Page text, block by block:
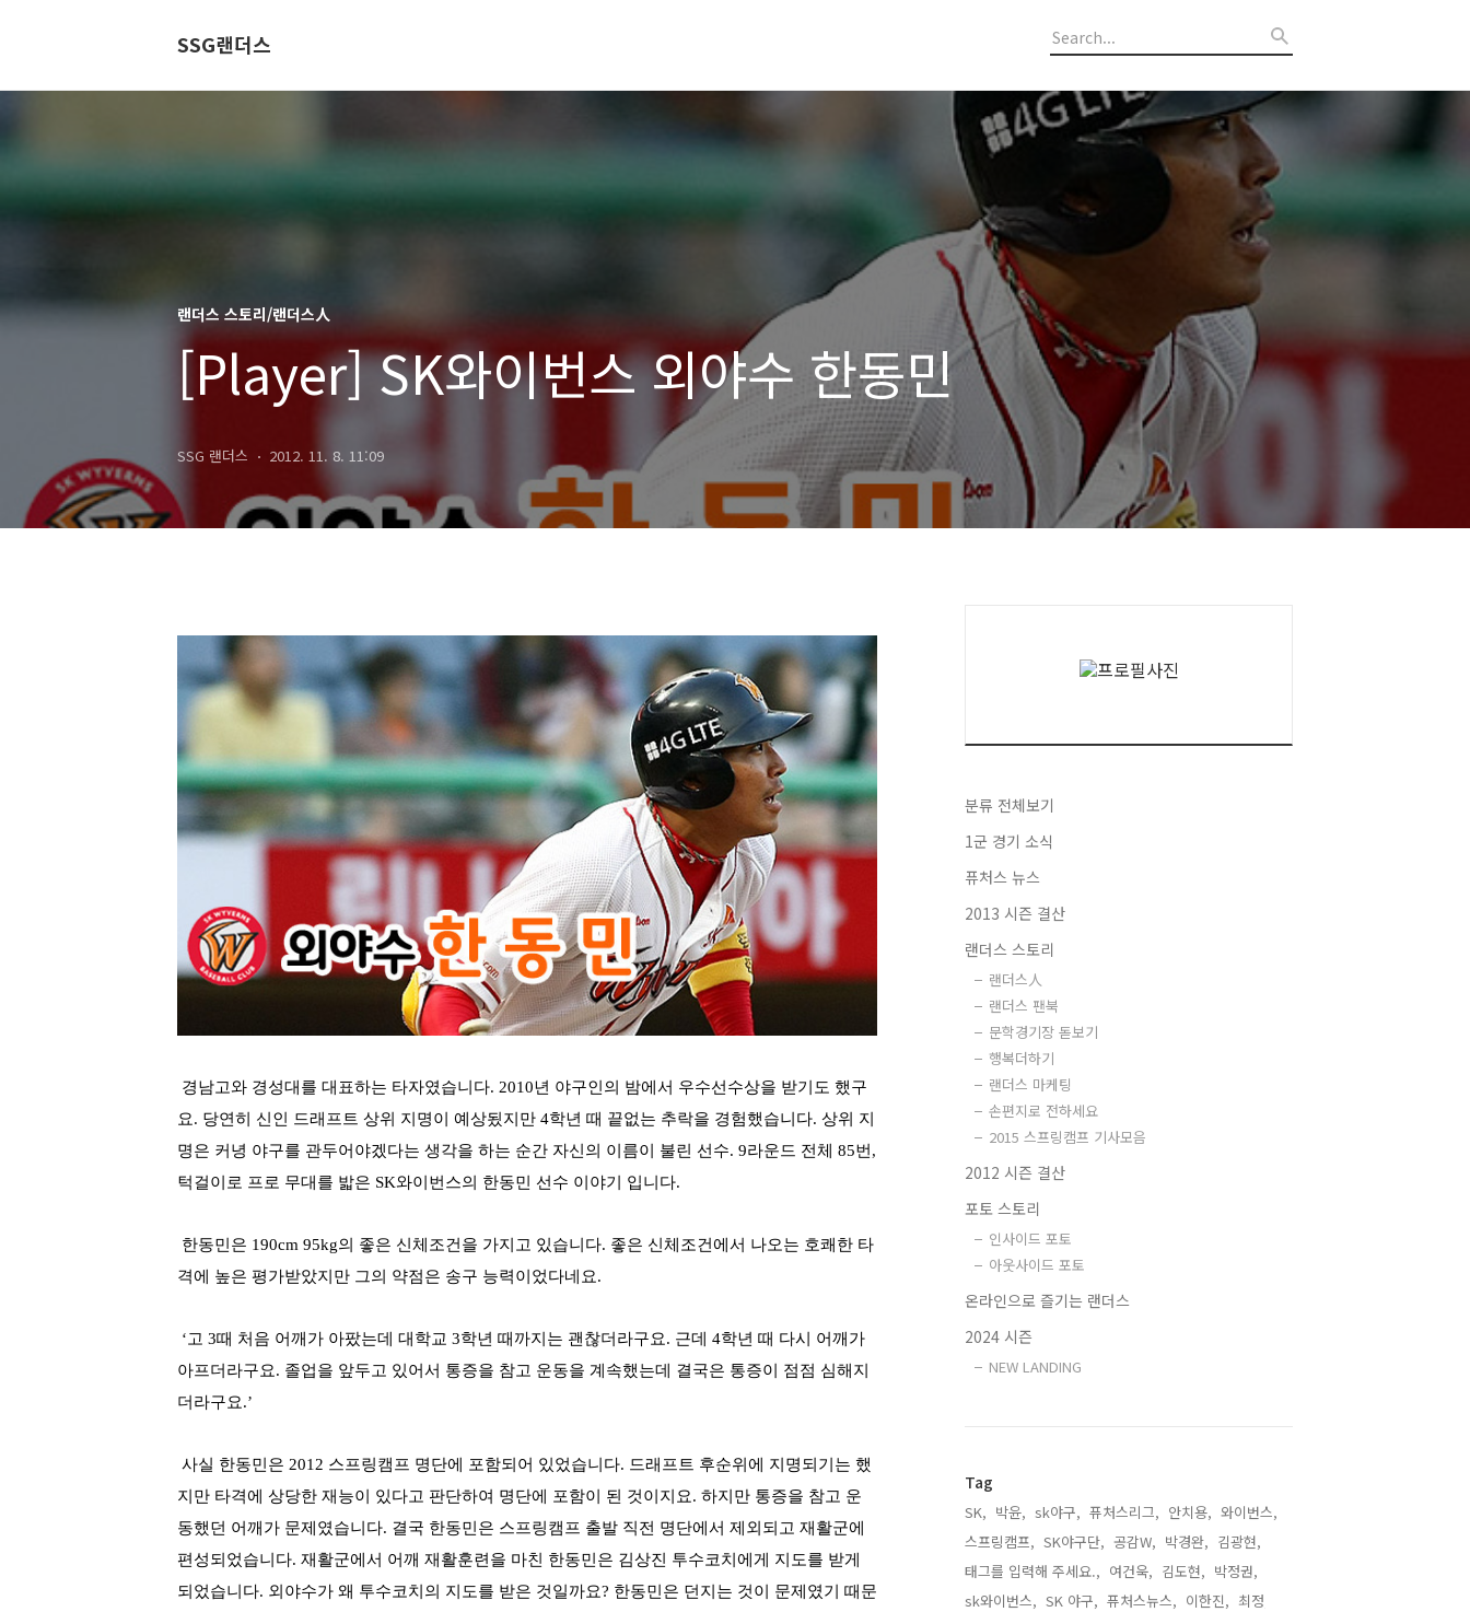
SSG랜더스
랜더스 스토리/랜더스人
[Player] SK와이번스 외야수 한동민
SSG 랜더스 2012. 11. 8. 11:09
경남고와 경성대를 대표하는 타자였습니다. 2010년 야구인의 밤에서 우수선수상을 받기도 했구
요. 당연히 신인 드래프트 상위 지명이 예상됬지만 4학년 때 끝없는 추락을 경험했습니다. 상위 지
명은 커녕 야구를 관두어야겠다는 생각을 하는 순간 자신의 이름이 불린 선수. 9라운드 전체 85번,
턱걸이로 프로 무대를 밟은 SK와이번스의 한동민 선수 이야기 입니다.
한동민은 190cm 95kg의 좋은 신체조건을 가지고 있습니다. 좋은 신체조건에서 나오는 호쾌한 타
격에 높은 평가받았지만 그의 약점은 송구 능력이었다네요.
‘고 3때 처음 어깨가 아팠는데 대학교 3학년 때까지는 괜찮더라구요. 근데 4학년 때 다시 어깨가
아프더라구요. 졸업을 앞두고 있어서 통증을 참고 운동을 계속했는데 결국은 통증이 점점 심해지
더라구요.’
사실 한동민은 2012 스프링캠프 명단에 포함되어 있었습니다. 드래프트 후순위에 지명되기는 했
지만 타격에 상당한 재능이 있다고 판단하여 명단에 포함이 된 것이지요. 하지만 통증을 참고 운
동했던 어깨가 문제였습니다. 결국 한동민은 스프링캠프 출발 직전 명단에서 제외되고 재활군에
편성되었습니다. 재활군에서 어깨 재활훈련을 마친 한동민은 김상진 투수코치에게 지도를 받게
되었습니다. 외야수가 왜 투수코치의 지도를 받은 것일까요? 한동민은 던지는 것이 문제였기 때문
분류 전체보기
1군 경기 소식
퓨처스 뉴스
2013 시즌 결산
랜더스 스토리
랜더스人
랜더스 팬북
문학경기장 돋보기
행복더하기
랜더스 마케팅
손편지로 전하세요
2015 스프링캠프 기사모음
2012 시즌 결산
포토 스토리
인사이드 포토
아웃사이드 포토
온라인으로 즐기는 랜더스
2024 시즌
NEW LANDING
Tag
SK, 박윤, sk야구, 퓨처스리그, 안치용, 와이번스,
스프링캠프, SK야구단, 공감W, 박경완, 김광현,
태그를 입력해 주세요., 여건욱, 김도현, 박정권,
sk와이번스, SK 야구, 퓨처스뉴스, 이한진, 최정,